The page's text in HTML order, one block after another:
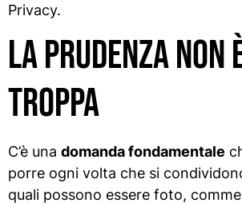
Privacy.
La prudenza non
troppa
C’è una domanda fondamentale
porre ogni volta che si
quali possono essere foto,